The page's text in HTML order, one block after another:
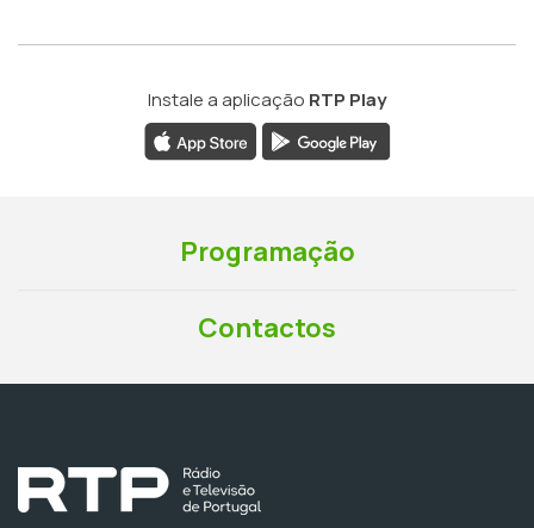
Instale a aplicação RTP Play
Programação
Contactos